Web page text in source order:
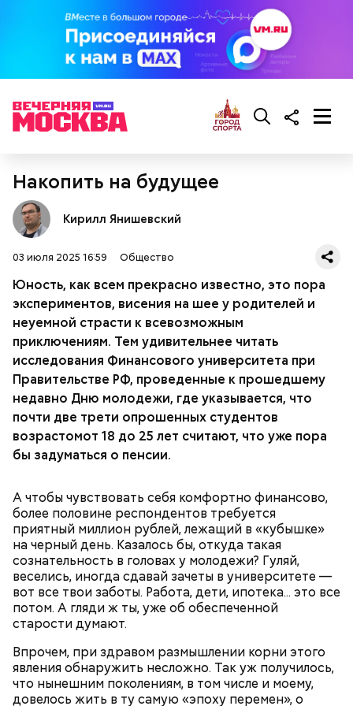
Накопить на будущее
Кирилл Янишевский
03 июля 2025 16:59 Общество
Юность, как всем прекрасно известно, это пора
экспериментов, висения на шее у родителей и
неуемной страсти к всевозможным
приключениям. Тем удивительнее читать
исследования Финансового университета при
Правительстве РФ, проведенные к прошедшему
недавно Дню молодежи, где указывается, что
почти две трети опрошенных студентов
возрастомот 18 до 25 лет считают, что уже пора
бы задуматься о пенсии.
А чтобы чувствовать себя комфортно финансово,
более половине респондентов требуется
приятный миллион рублей, лежащий в «кубышке»
на черный день. Казалось бы, откуда такая
сознательность в головах у молодежи? Гуляй,
веселись, иногда сдавай зачеты в университете —
вот все твои заботы. Работа, дети, ипотека... это все
потом. А гляди ж ты, уже об обеспеченной
старости думают.
Впрочем, при здравом размышлении корни этого
явления обнаружить несложно. Так уж получилось,
что нынешним поколениям, в том числе и моему,
довелось жить в ту самую «эпоху перемен», о
Тонкости от шефа:обжаривать перцы лучше в
самом начале, чтобы они успели стать мягкими.
Жареные кабачки с томатами и
базиликом
Что понадобится:
сок апельсина или лимона;
сахарная пудра.
— Смешайте сахарную пудру с цитрусовым соком
до однородной массы — у вас получится белая
глазурь. Ее можно наносить на куличи после их
полного остывания. Вместо стандартной
кондитерской посыпки предлагаю использовать
кусочки шоколада и кураги, — добавил собеседник
«ВМ».
По словам шеф-повара, такая выпечка будет
источать приятный цитрусово-пряный аромат, а
тесто получится вкусным и очень воздушным.